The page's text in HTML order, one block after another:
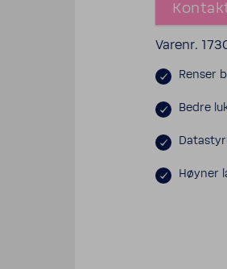
Varenr.
Renser
Bedre
Høyner